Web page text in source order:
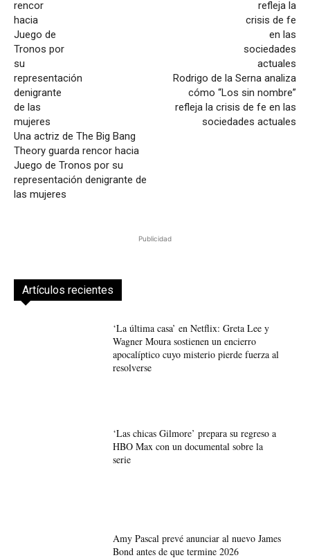
Una actriz de The Big Bang
Theory guarda rencor hacia
Juego de Tronos por su
representación denigrante de
las mujeres
Rodrigo de la Serna analiza
cómo “Los sin nombre”
refleja la crisis de fe en las
sociedades actuales
Publicidad
Artículos recientes
‘La última casa’ en Netflix: Greta Lee y
Wagner Moura sostienen un encierro
apocalíptico cuyo misterio pierde fuerza al
resolverse
‘Las chicas Gilmore’ prepara su regreso a
HBO Max con un documental sobre la
serie
Amy Pascal prevé anunciar al nuevo James
Bond antes de que termine 2026